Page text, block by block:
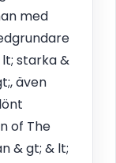
med
lt; starka &
även
of The
& gt; & lt;